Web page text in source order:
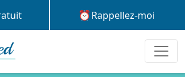
Rappellez-moi